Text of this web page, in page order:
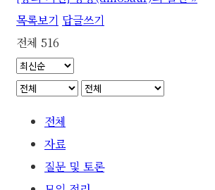
목록보기 답글쓰기
전체 516
전체
자료
질문 및 토론